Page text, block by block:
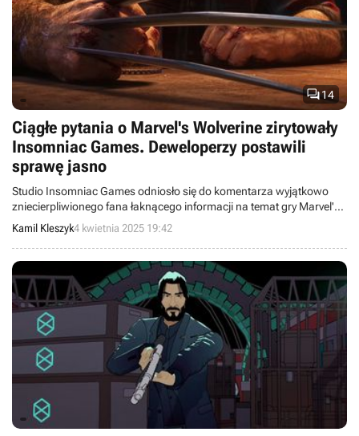
14
Ciągłe pytania o Marvel's Wolverine zirytowały
Insomniac Games. Deweloperzy postawili
sprawę jasno
Studio Insomniac Games odniosło się do komentarza wyjątkowo
zniecierpliwionego fana łaknącego informacji na temat gry Marvel's
Wolverine.
Kamil Kleszyk4 kwietnia 2025 19:42